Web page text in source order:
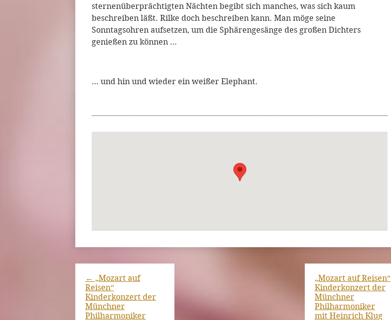
sternenüberprächtigten Nächten begibt sich manches, was sich kaum
beschreiben läßt. Rilke doch beschreiben kann. Man möge seine
Sonntagsohren aufsetzen, um die Sphärengesänge des großen Dichters
genießen zu können …
… und hin und wieder ein weißer Elephant.
← „Mozart auf
Reisen“
Kinderkonzert der
Münchner
Philharmoniker
„Mozart auf Reisen“
Kinderkonzert der
Münchner
Philharmoniker
mit Heinrich Klug